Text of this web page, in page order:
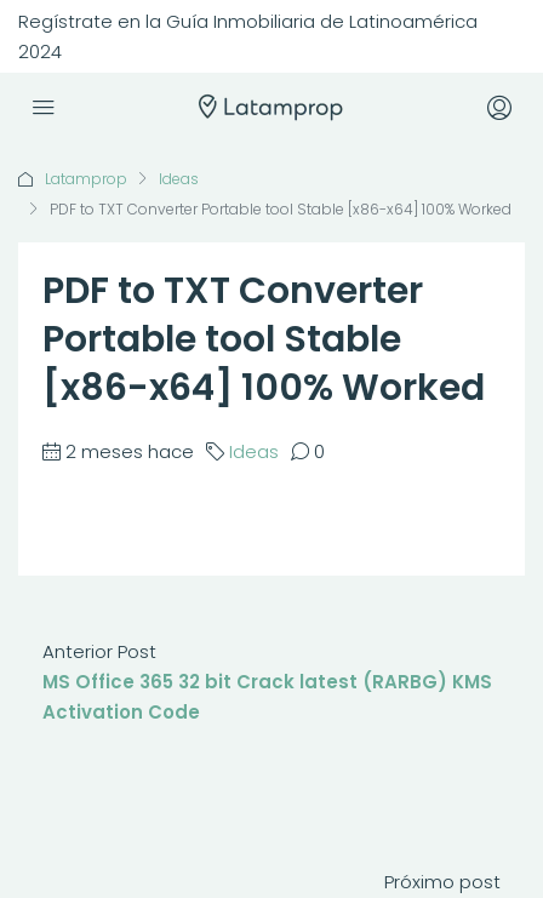
Regístrate en la Guía Inmobiliaria de Latinoamérica
2024
Latamprop
Ideas
PDF to TXT Converter Portable tool Stable [x86-x64] 100% Worked
PDF to TXT Converter
Portable tool Stable
[x86-x64] 100% Worked
2 meses hace Ideas 0
Anterior Post
MS Office 365 32 bit Crack latest (RARBG) KMS
Activation Code
Próximo post